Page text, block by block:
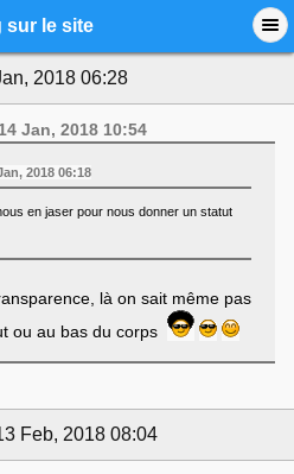
sur le site
2018 06:28
Jan, 2018 10:54
2018 06:18
en jaser pour nous donner un statut
là on sait même pas
ou au bas du corps
Feb, 2018 08:04